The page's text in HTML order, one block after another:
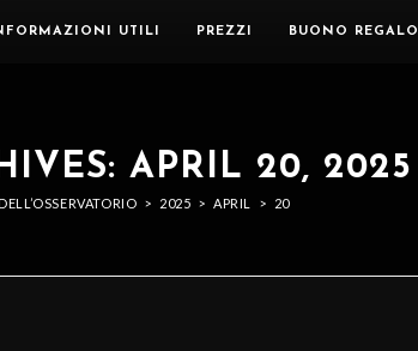
UTILI PREZZI BUONO REGALO
APRIL 20, 2025
> 2025 > APRIL > 20